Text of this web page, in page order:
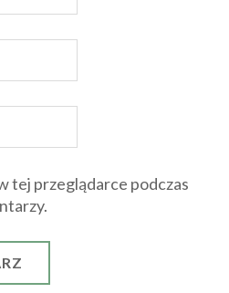
tej przeglądarce podczas